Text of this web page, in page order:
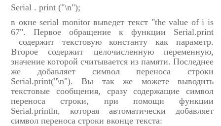
Serial . print ("\n");
в окне serial monitor выведет текст "the value of i is
67". Первое обращение к функции Serial.print
содержит текстовую константу как параметр.
Второе содержит целочисленную переменную,
значение которой считывается из памяти. Последнее
же добавляет символ переноса строки
Serial.print("\n"). Вы так же можете выводить
текстовые сообщения, сразу содержащие символ
переноса строки, при помощи функции
Serial.println, которая автоматически добавляет
символ переноса строки вконце текста: